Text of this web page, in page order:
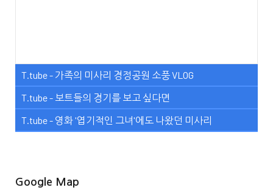
T.tube - 가족의 미사리 경정공원 소풍 VLOG
T.tube - 보트들의 경기를 보고 싶다면
T.tube - 영화 '엽기적인 그녀'에도 나왔던 미사리
Google Map